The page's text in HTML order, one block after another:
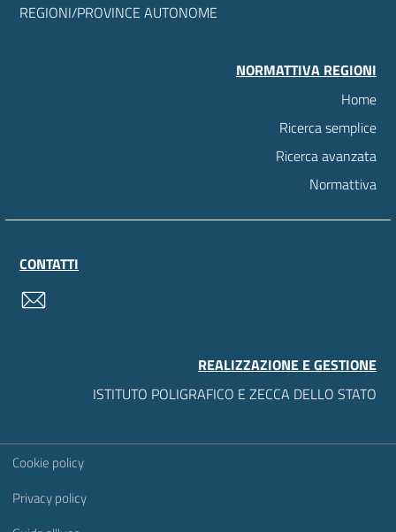
REGIONI/PROVINCE AUTONOME
NORMATTIVA REGIONI
Home
Ricerca semplice
Ricerca avanzata
Normattiva
CONTATTI
REALIZZAZIONE E GESTIONE
ISTITUTO POLIGRAFICO E ZECCA DELLO STATO
Sezione Link Utili
Cookie policy
Privacy policy